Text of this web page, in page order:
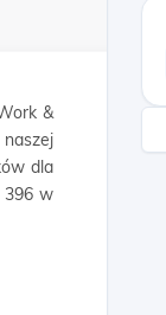
&
dla
396 w